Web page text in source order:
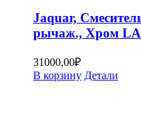
Jaquar,
рычаж., Хром
31000,00₽
В корзину Детали